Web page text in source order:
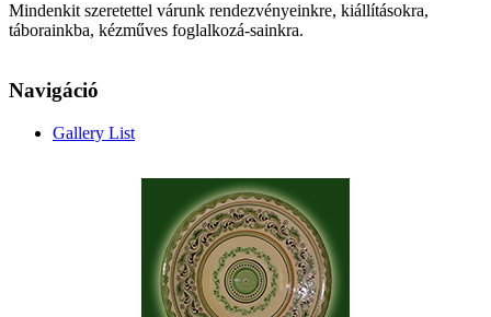
Mindenkit szeretettel várunk rendezvényeinkre, kiállításokra,
táborainkba, kézműves foglalkozá-sainkra.
Navigáció
Gallery List